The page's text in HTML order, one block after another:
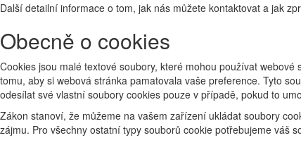
Další detailní informace o tom, jak nás můžete kontaktovat a jak
Obecně o cookies
Cookies jsou malé textové soubory, které mohou používat
tomu, aby si webová stránka pamatovala vaše preference. Tyto
odesílat své vlastní soubory cookies pouze v případě, pokud to
Zákon stanoví, že můžeme na vašem zařízení ukládat soubory
zájmu. Pro všechny ostatní typy souborů cookie potřebujeme váš